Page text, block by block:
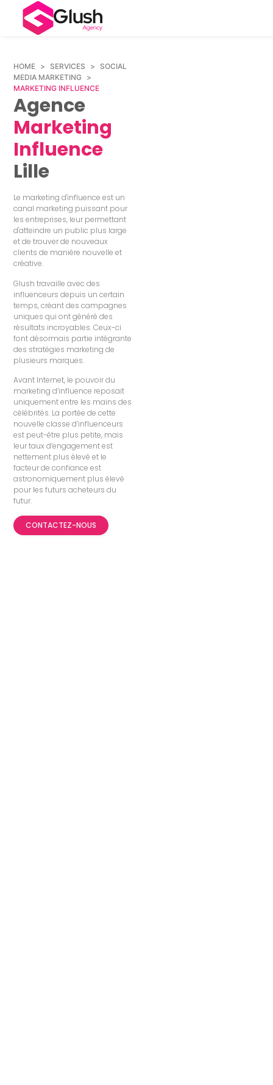
HOME > SERVICES >
SOCIAL
MEDIA MARKETING >
MARKETING INFLUENCE
Agence
Marketing
Influence
Lille
Le marketing d'influence est un
canal marketing puissant pour
les entreprises, leur permettant
d'atteindre un public plus large
et de trouver de nouveaux
clients de manière nouvelle et
créative.
Glush travaille avec des
influenceurs depuis un certain
temps, créant des campagnes
uniques qui ont généré des
résultats incroyables. Ceux-ci
font désormais partie intégrante
des stratégies marketing de
plusieurs marques.
Avant Internet, le pouvoir du
marketing d’influence reposait
uniquement entre les mains des
célébrités. La portée de cette
nouvelle classe d’influenceurs
est peut-être plus petite, mais
leur taux d’engagement est
nettement plus élevé et le
facteur de confiance est
astronomiquement plus élevé
pour les futurs acheteurs du
futur.
CONTACTEZ-NOUS